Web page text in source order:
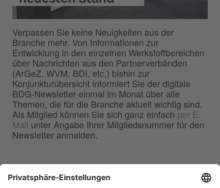
Verpassen Sie keine Neuigkeiten aus der
Branche mehr. Von Informationen zur
Entwicklung in den einzelnen Werkstoffbereichen
über Nachrichten aus den Partnerverbänden
(ArGeZ, WVM, BDI, etc.) bishin zur
Konjunkturübersicht informiert Sie der digitale
BDG-Newsletter einmal im Monat über alle
Themen, die für die Branche aktuell wichtig sind.
Als Mitglied können Sie sich ganz einfach per E-
Mail unter Angabe Ihrer Mitgliedsnummer für den
Newsletter anmelden.